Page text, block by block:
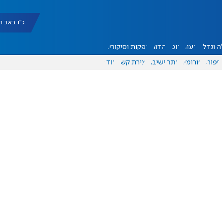
כ"ו באב
ונדל"ן דעות אוכל יהדות הפקות וסיקורים
ספורט פורומים אתר ישיבה יצירת קשר עוד